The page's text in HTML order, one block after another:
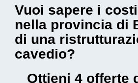
Vuoi sapere i
nella provincia di
di una
cavedio?
Ottieni 4 offerte